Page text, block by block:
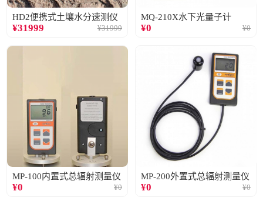
HD2便携式土壤水分速测仪
¥31999 ¥31999
MQ-210X水下光量子计
¥0 ¥0
MP-100内置式总辐射测量仪
¥0 ¥0
MP-200外置式总辐射测量仪
¥0 ¥0